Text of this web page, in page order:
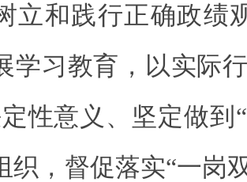
立和践行正确政绩
学习教育，以实际
性意义、坚定做到
织，督促落实“一岗